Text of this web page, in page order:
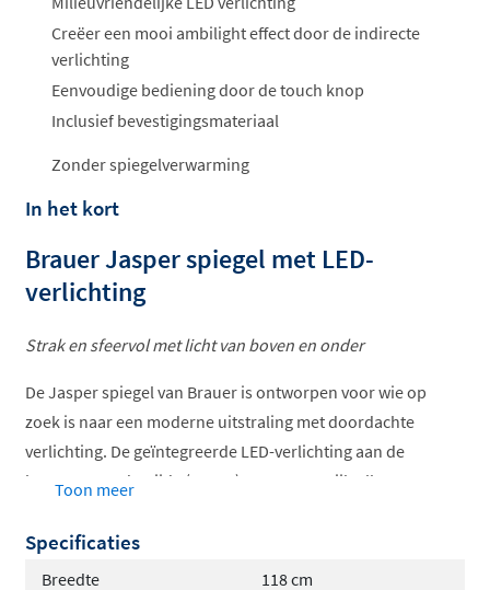
Creëer een mooi ambilight effect door de indirecte
verlichting
Eenvoudige bediening door de touch knop
Inclusief bevestigingsmateriaal
Zonder spiegelverwarming
In het kort
Brauer Jasper spiegel met LED-
verlichting
Strak en sfeervol met licht van boven en onder
De Jasper spiegel van Brauer is ontworpen voor wie op
zoek is naar een moderne uitstraling met doordachte
verlichting. De geïntegreerde LED-verlichting aan de
boven- en onderzijde (4000K) vormt een stijlvolle
strijklichteffect dat zowel functioneel als sfeervol is.
Toon meer
Specificaties
Breedte
118 cm